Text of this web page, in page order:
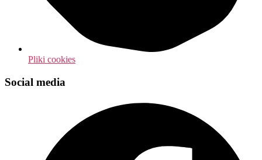
Pliki cookies
Social media